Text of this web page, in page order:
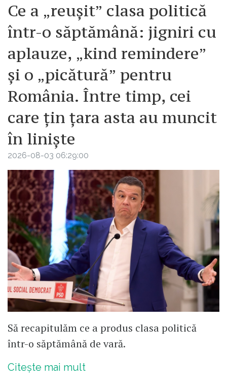
Ce a „reușit” clasa politică
într-o săptămână: jigniri cu
aplauze, „kind remindere”
și o „picătură” pentru
România. Între timp, cei
care țin țara asta au muncit
în liniște
2026-08-03 06:29:00
Să recapitulăm ce a produs clasa politică
într-o săptămână de vară.
Citește mai mult